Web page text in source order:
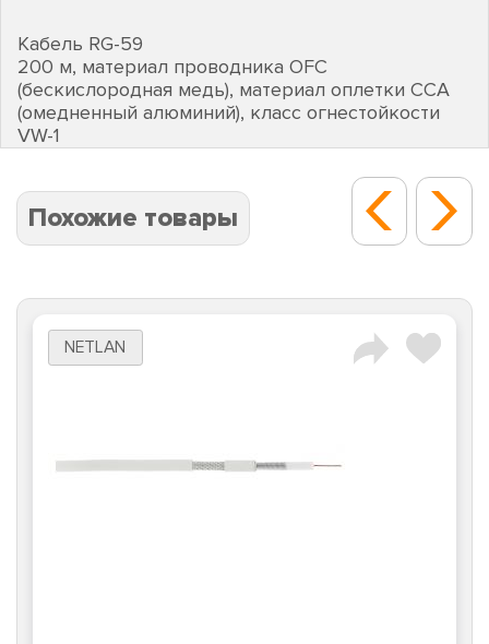
Кабель RG-59
200 м, материал проводника OFC
(бескислородная медь), материал оплетки CCA
(омедненный алюминий), класс огнестойкости
VW-1
Похожие товары
NETLAN